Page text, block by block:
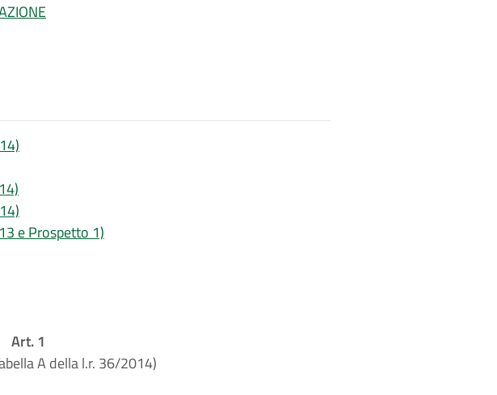
e Prospetto 1)
Art. 1
A della l.r. 36/2014)